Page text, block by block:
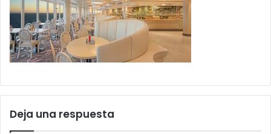
Deja una respuesta